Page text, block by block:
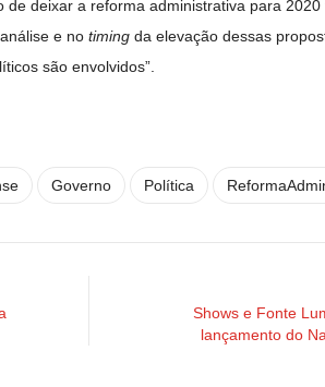
de deixar a reforma administrativa para
e no timing da elevação dessas
são envolvidos”.
Governo Política
Shows e Fonte
lançamento do